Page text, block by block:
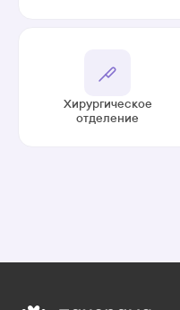
Хирургическое
отделение